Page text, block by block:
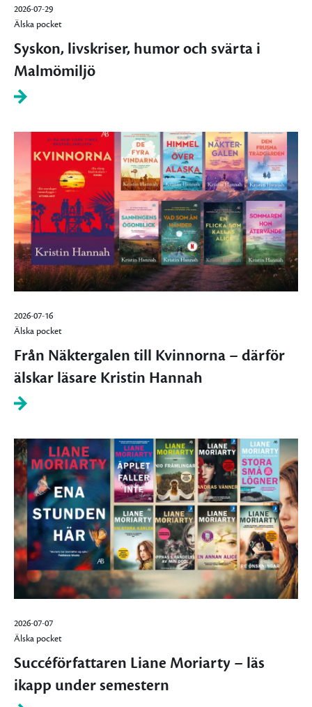
2026-07-29
Älska pocket
Syskon, livskriser, humor och svärta i
Malmömiljö
2026-07-16
Älska pocket
Från Näktergalen till Kvinnorna – därför
älskar läsare Kristin Hannah
2026-07-07
Älska pocket
Succéförfattaren Liane Moriarty – läs
ikapp under semestern